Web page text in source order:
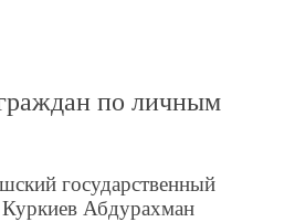
по личным
государственный
Абдурахман